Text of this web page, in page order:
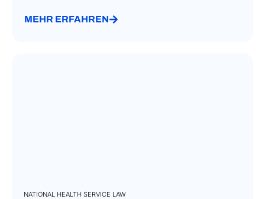
MEHR ERFAHREN
NATIONAL HEALTH SERVICE LAW